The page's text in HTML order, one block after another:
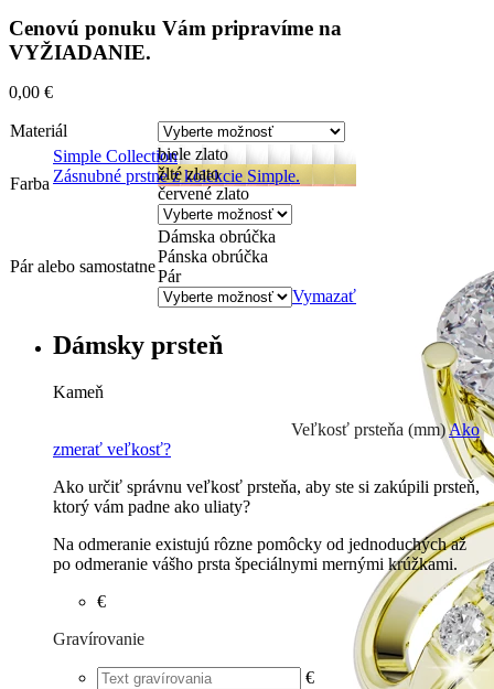
Simple Collection
Zásnubné prstne z kolekcie Simple.
Cenovú ponuku Vám pripravíme na
VYŽIADANIE.
0,00 €
Materiál
Farba
biele zlato
žlté zlato
červené zlato
Pár alebo samostatne
Dámska obrúčka
Pánska obrúčka
Pár
Vymazať
Dámsky prsteň
Kameň
Veľkosť prsteňa (mm)Ako
zmerať veľkosť?
Ako určiť správnu veľkosť prsteňa, aby ste si zakúpili prsteň,
ktorý vám padne ako uliaty?
Na odmeranie existujú rôzne pomôcky od jednoduchých až
po odmeranie vášho prsta špeciálnymi mernými krúžkami.
€
Gravírovanie
€